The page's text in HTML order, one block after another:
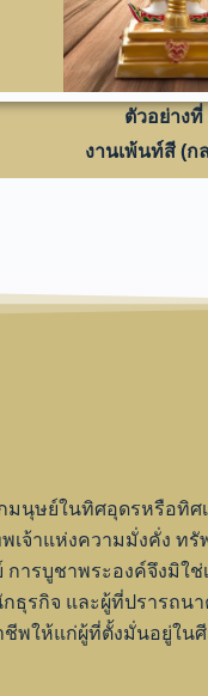
ตัวอย่างที่
งานเพ้นท์สี (ก
นุษย์ในทิศอุดรหรือทิศ
จ้าแห่งความมั่งคั่ง ทรั
ารบูชาพระองค์จึงมิใช่
ธุรกิจ และผู้ที่ปรารถน
พให้แก่ผู้ที่ตั้งมั่นอยู่ใน